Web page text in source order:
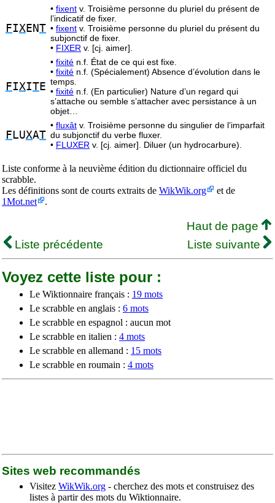
FIXENT
• fixent v. Troisième personne du pluriel du présent de
l’indicatif de fixer.
• fixent v. Troisième personne du pluriel du présent du
subjonctif de fixer.
• FIXER v. [cj. aimer].
FIXITE
• fixité n.f. État de ce qui est fixe.
• fixité n.f. (Spécialement) Absence d’évolution dans le
temps.
• fixité n.f. (En particulier) Nature d’un regard qui
s’attache ou semble s’attacher avec persistance à un
objet…
F LUXAT
• fluxât v. Troisième personne du singulier de l’imparfait
du subjonctif du verbe fluxer.
• FLUXER v. [cj. aimer]. Diluer (un hydrocarbure).
Liste conforme à la neuvième édition du dictionnaire officiel du
scrabble.
Les définitions sont de courts extraits de WikWik.org
et de
1Mot.net
.
Haut de page
Liste précédente
Liste suivante
Voyez cette liste pour :
Le Wiktionnaire français : 19 mots
Le scrabble en anglais : 6 mots
Le scrabble en espagnol : aucun mot
Le scrabble en italien : 4 mots
Le scrabble en allemand : 15 mots
Le scrabble en roumain : 4 mots
Sites web recommandés
Visitez WikWik.org - cherchez des mots et construisez des
listes à partir des mots du Wiktionnaire.